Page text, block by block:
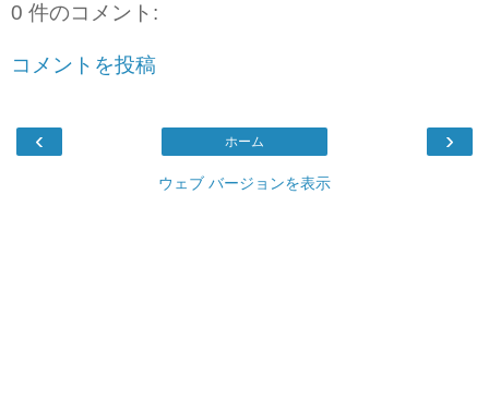
0 件のコメント:
コメントを投稿
‹ ›
ホーム
ウェブ バージョンを表示